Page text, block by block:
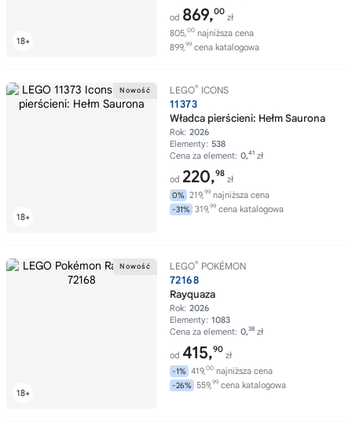
od 869,00
zł
805,00 najniższa cena
899,99 cena katalogowa
LEGO® ICONS
11373
Władca pierścieni: Hełm Saurona
Rok: 2026
Elementy: 538
Cena za element: 0,41 zł
od 220,98
zł
0% 219,99 najniższa cena
-31% 319,99 cena katalogowa
LEGO® POKÉMON
72168
Rayquaza
Rok: 2026
Elementy: 1083
Cena za element: 0,38 zł
od 415,90
zł
-1% 419,00 najniższa cena
-26% 559,99 cena katalogowa